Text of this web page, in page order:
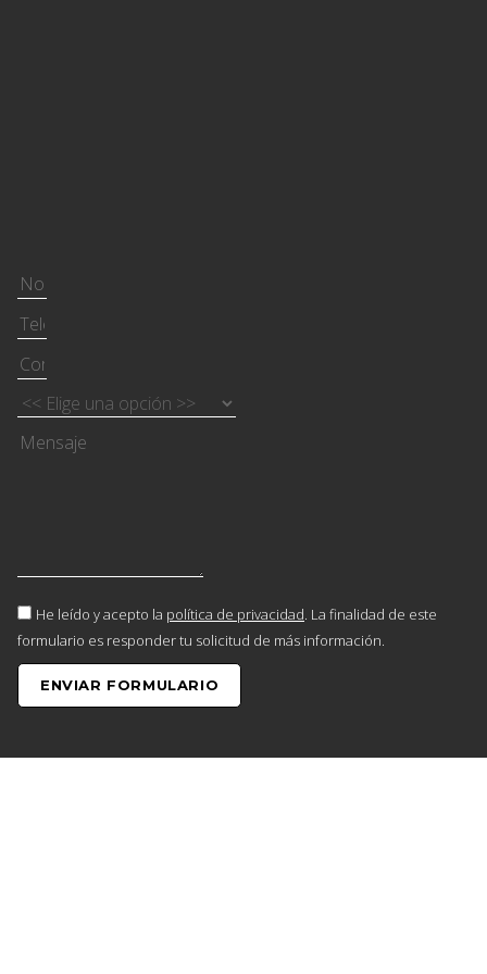
He leído y acepto la política de privacidad. La finalidad de este
formulario es responder tu solicitud de más información.
ENVIAR FORMULARIO